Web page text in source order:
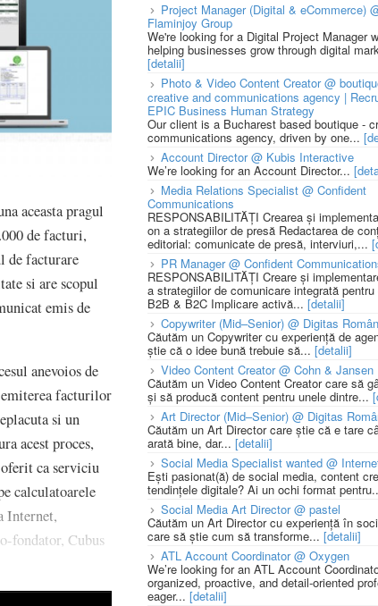
aceasta pragul
de facturi,
de facturare
si are scopul
emis de
anevoios de
facturilor
si un
acest proces,
ca serviciu
calculatoarele
Internet,
fondator, Cubus
Project Manager (Digital & eCommerce)
Flaminjoy Group
We're looking for a Digital Project Manager
helping businesses grow through digital
[detalii]
Photo & Video Content Creator @
creative and communications agency |
EPIC Business Human Strategy
Our client is a Bucharest based boutique -
communications agency, driven by one...
Account Director @ Kubis Interactive
We’re looking for an Account Director...
Media Relations Specialist @ Confident
Communications
RESPONSABILITĂȚI Crearea și
on a strategiilor de presă Redactarea de
editorial: comunicate de presă, interviuri,...
PR Manager @ Confident
RESPONSABILITĂȚI Creare și
a strategiilor de comunicare integrată
B2B & B2C Implicare activă... [detalii]
Copywriter (Mid–Senior) @ Digitas
Căutăm un Copywriter cu experiență de
știe că o idee bună trebuie să... [detalii]
Video Content Creator @ Cohn & Jansen
Căutăm un Video Content Creator care să
și să producă content pentru unele dintre...
Art Director (Mid–Senior) @ Digitas
Căutăm un Art Director care știe că e tare
arată bine, dar... [detalii]
Social Media Specialist wanted @
Ești pasionat(ă) de social media, content
tendințele digitale? Ai un ochi format
Social Media Art Director @ pastel
Căutăm un Art Director cu experiență în
care să știe cum să transforme... [detalii]
ATL Account Coordinator @ Oxygen
We’re looking for an ATL Account
organized, proactive, and detail-oriented
eager... [detalii]